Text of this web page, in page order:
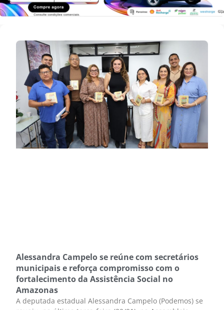
Alessandra Campelo se reúne com secretários
municipais e reforça compromisso com o
fortalecimento da Assistência Social no
Amazonas
A deputada estadual Alessandra Campelo (Podemos) se